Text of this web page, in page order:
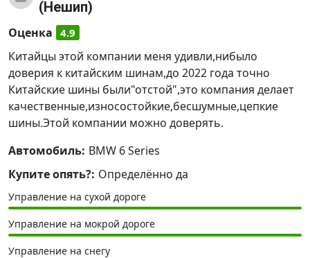
маневренности и легкости управления на скорости;
- каналы и канавки, густо покрывающие протектор,
защищая от слэшинга и аквапланирования.
Купить Triangle LS01 (Нешип) на Мосавтошине
(Нешип)
Оценка 4.9
Китайцы этой компании меня удивли,нибыло
доверия к китайским шинам,до 2022 года точно
Китайские шины были"отстой",это компания делает
качественные,износостойкие,бесшумные,цепкие
шины.Этой компании можно доверять.
Автомобиль: BMW 6 Series
Купите опять?: Определённо да
Управление на сухой дороге
Управление на мокрой дороге
Управление на снегу